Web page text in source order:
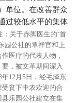
单位。在改善群众
过较低水平的集体
：关于赤脚医生的‘首
园公社的覃祥官和上
医疗的代表人物，
，被文革期间深入
12月5日，经毛泽东
贫下中农欢迎的合
乐园公社建立在集